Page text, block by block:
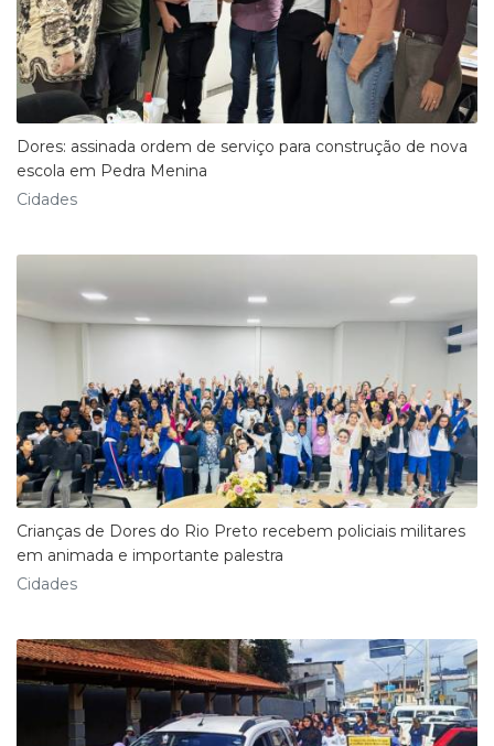
Dores: assinada ordem de serviço para construção de nova
escola em Pedra Menina
Cidades
Crianças de Dores do Rio Preto recebem policiais militares
em animada e importante palestra
Cidades